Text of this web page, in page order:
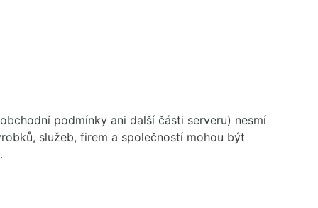
podmínky ani další části serveru) nesmí
služeb, firem a společností mohou být